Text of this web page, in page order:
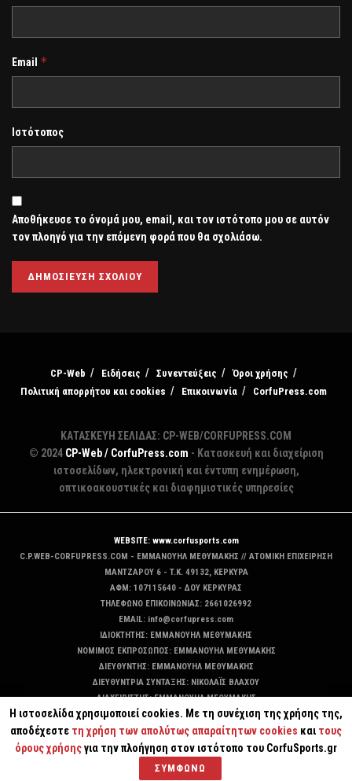
Email *
Ιστότοπος
Αποθήκευσε το όνομά μου, email, και τον ιστότοπο μου σε αυτόν
τον πλοηγό για την επόμενη φορά που θα σχολιάσω.
CP-Web Ειδήσεις Συνεντεύξεις
Όροι χρήσης
Πολιτική απορρήτου και cookies
Επικοινωνία CorfuPress.com
ΚΑΤΑΣΚΕΥΗ ΣΕΛΙΔΑΣ: CP-WEB/CORFUPRESS.COM
© 2024 CP-Web / CorfuPress.com - Κατασκευή και διαχείριση
ιστοσελίδων, ηλεκτρονική και έντυπη ενημέρωση,
οπτικοακουστικές και διαφημιστικές υπηρεσίες
WEBSITE: www.corfusports.com
C.P.WEB-CORFUPRESS.COM - ΕΜΜΑΝΟΥΗΛ ΜΕΘΥΜΑΚΗΣ // ΑΤΟΜΙΚΗ ΕΠΙΧΕΙΡΗΣΗ
MANTZAΡΟΥ 6 - T.K. 49132, ΚΕΡΚΥΡΑ
ΑΦΜ: 107115640 - ΔΟΥ ΚΕΡΚΥΡΑΣ
ΤΗΛΕΦΩΝΟ ΕΠΙΚΟΙΝΩΝΙΑΣ: 2661026992
EMAIL: info@corfupress.com
ΙΔΙΟΚΤΗΤΗΣ: EMMANOYΗΛ ΜΕΘΥΜΑΚΗΣ
ΝΟΜΙΜΟΣ ΕΚΠΡΟΣΩΠΟΣ: EMMANOYΗΛ ΜΕΘΥΜΑΚΗΣ
ΔΙΕΥΘΥΝΤΗΣ: EMMANOYΗΛ ΜΕΘΥΜΑΚΗΣ
ΔΙΕΥΘΥΝΤΡΙΑ ΣΥΝΤΑΞΗΣ: ΝΙΚΟΛΑΪΣ ΒΛΑΧΟΥ
ΔΙΑΧΕΙΡΙΣΤΗΣ: EMMANOYΗΛ ΜΕΘΥΜΑΚΗΣ
ΔΙΚΑΙΟΥΧΟΣ DOMAIN: ΕΜΜΑΝΟΥΗΛ ΜΕΘΥΜΑΚΗΣ
Η ιστοσελίδα χρησιμοποιεί cookies. Με τη συνέχιση της χρήσης της,
αποδέχεστε τη χρήση των απολύτως απαραίτητων cookies και τους
όρους χρήσηςγια την πλοήγηση στον ιστότοπο του CorfuSports.gr
ΣΥΜΦΩΝΩ